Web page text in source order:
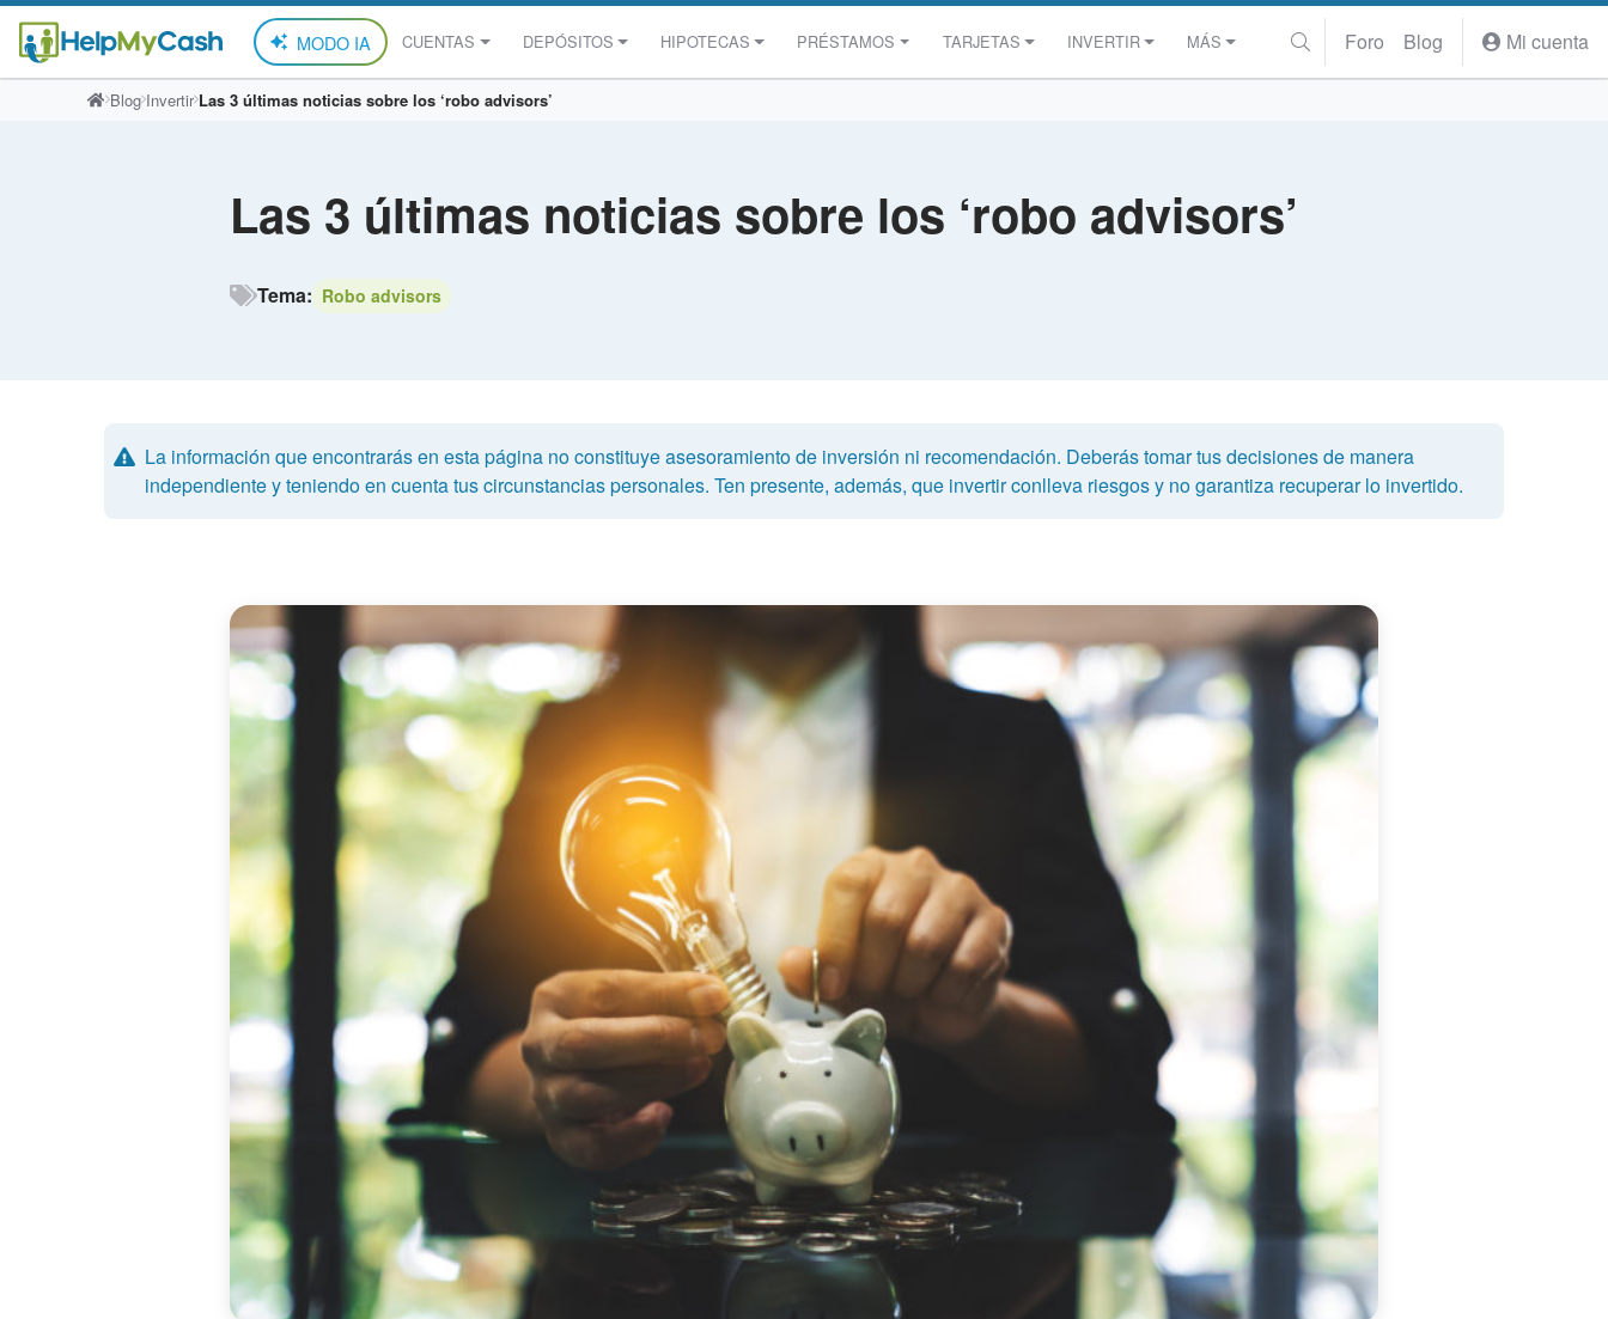
MODO IA CUENTAS DEPÓSITOS HIPOTECAS PRÉSTAMOS TARJETAS INVERTIR MÁS Foro Blog Mi cuenta
Blog Invertir Las 3 últimas noticias sobre los ‘robo advisors’
Las 3 últimas noticias sobre los ‘robo advisors’
Tema: Robo advisors
La información que encontrarás en esta página no constituye asesoramiento de inversión ni recomendación. Deberás tomar tus decisiones de manera
independiente y teniendo en cuenta tus circunstancias personales. Ten presente, además, que invertir conlleva riesgos y no garantiza recuperar lo invertido.